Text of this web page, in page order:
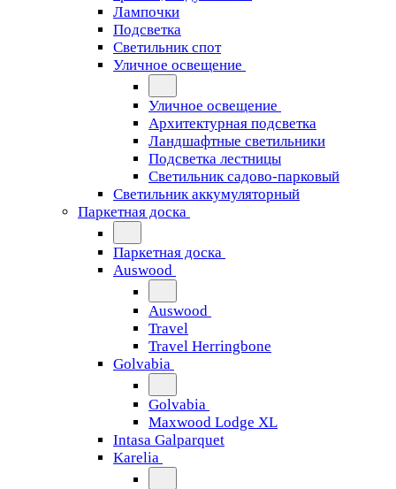
Лампочки
Подсветка
Светильник спот
Уличное освещение
Уличное освещение
Архитектурная подсветка
Ландшафтные светильники
Подсветка лестницы
Светильник садово-парковый
Светильник аккумуляторный
Паркетная доска
Паркетная доска
Auswood
Auswood
Travel
Travel Herringbone
Golvabia
Golvabia
Maxwood Lodge XL
Intasa Galparquet
Karelia